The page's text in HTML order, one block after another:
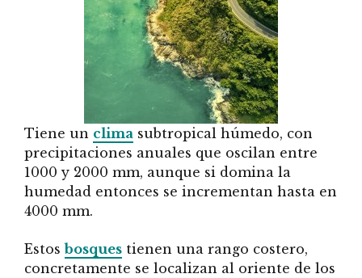
Tiene un clima subtropical húmedo, con
precipitaciones anuales que oscilan entre
1000 y 2000 mm, aunque si domina la
humedad entonces se incrementan hasta en
4000 mm.
Estosbosques tienen una rango costero,
concretamente se localizan al oriente de los